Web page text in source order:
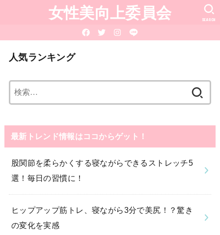
女性美向上委員会 SEARCH
人気ランキング
索:
最新トレンド情報はココからゲット！
股関節を柔らかくする寝ながらできるストレッチ5
選！毎日の習慣に！
ヒップアップ筋トレ、寝ながら3分で美尻！？驚き
の変化を実感